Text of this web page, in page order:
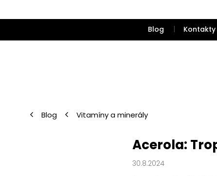
Blog Kontakty
Blog Vitamíny a minerály
Acerola:
30.8.2024